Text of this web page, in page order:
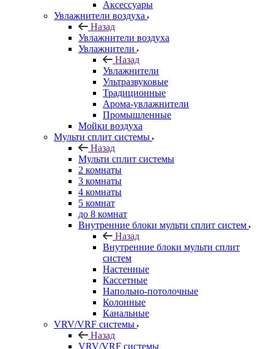
Аксессуары
Увлажнители воздуха
Назад
Увлажнители воздуха
Увлажнители
Назад
Увлажнители
Ультразвуковые
Традиционные
Арома-увлажнители
Промышленные
Мойки воздуха
Мульти сплит системы
Назад
Мульти сплит системы
2 комнаты
3 комнаты
4 комнаты
5 комнат
до 8 комнат
Внутренние блоки мульти сплит систем
Назад
Внутренние блоки мульти сплит
систем
Настенные
Кассетные
Напольно-потолочные
Колонные
Канальные
VRV/VRF системы
Назад
VRV/VRF системы